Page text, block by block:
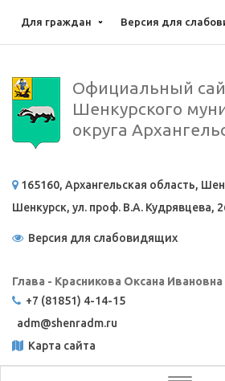
Для граждан Версия для
Официальный
Шенкурского
округа
165160, Архангельская область,
Шенкурск, ул. проф. В.А. Кудрявцева,
Версия для слабовидящих
Глава - Красникова Оксана Ивановна
+7 (81851) 4-14-15
adm@shenradm.ru
Карта сайта